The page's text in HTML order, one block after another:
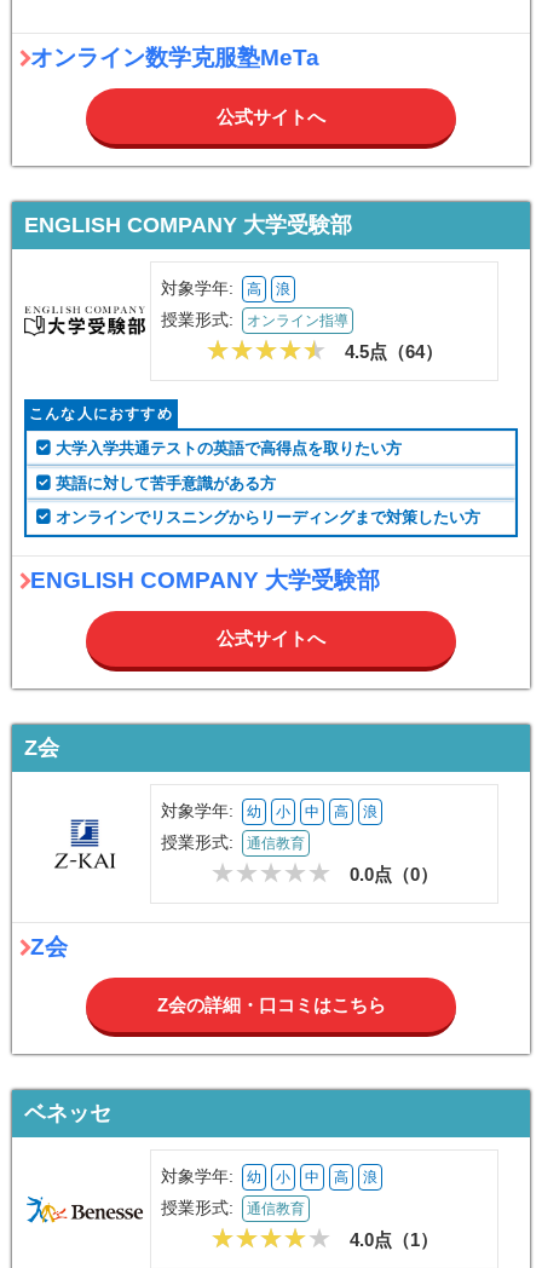
オンライン数学克服塾MeTa
公式サイトへ
ENGLISH COMPANY 大学受験部
対象学年: 高 浪
授業形式: オンライン指導
4.5点（64）
こんな人におすすめ
大学入学共通テストの英語で高得点を取りたい方
英語に対して苦手意識がある方
オンラインでリスニングからリーディングまで対策したい方
ENGLISH COMPANY 大学受験部
公式サイトへ
Z会
対象学年: 幼 小 中 高 浪
授業形式: 通信教育
0.0点（0）
Z会
Z会の詳細・口コミはこちら
ベネッセ
対象学年: 幼 小 中 高 浪
授業形式: 通信教育
4.0点（1）